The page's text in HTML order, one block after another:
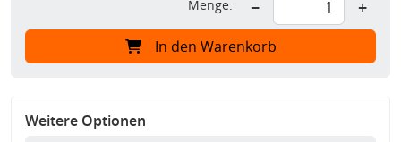
Menge: − +
In den Warenkorb
Weitere Optionen